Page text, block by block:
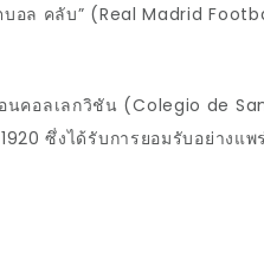
บอล คลับ” (Real Madrid
นคอลเลกวิชัน (Colegio de
ซึ่งได้รับการยอมรับอย่างแพร่